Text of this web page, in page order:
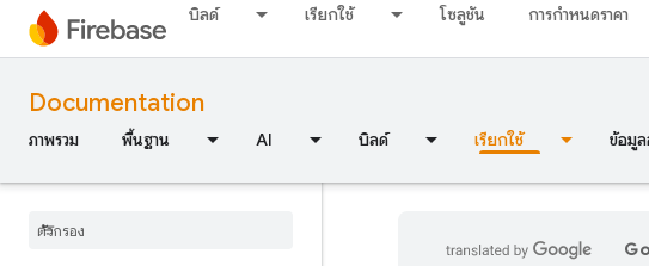
บิลด์ เรียกใช้ โซลูชัน การกำหนดราคา
Documentation
ภาพรวม พื้นฐาน AI บิลด์ เรียกใช้ ข้อมูล